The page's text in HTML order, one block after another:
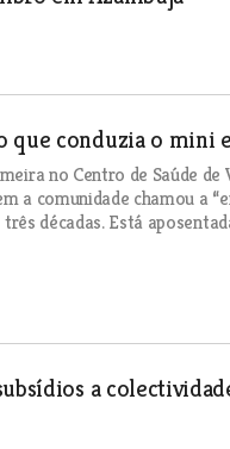
que conduzia o mini
no Centro de Saúde de
a comunidade chamou a
décadas. Está
a